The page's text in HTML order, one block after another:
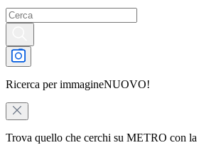
Ricerca per immagineNUOVO!
Trova quello che cerchi su METRO con